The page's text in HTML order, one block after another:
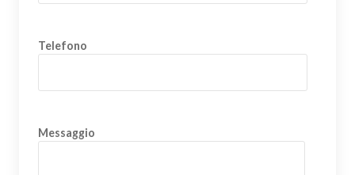
Telefono
Messaggio